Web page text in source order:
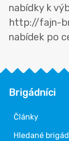
nabídky k
http://fajn-
nabídek po
Brigádníci
Články
Hledané